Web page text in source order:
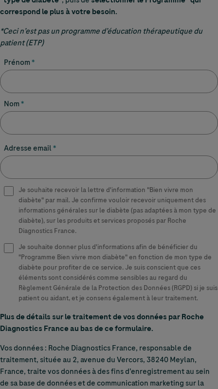
correspond le plus à votre besoin.
*Ceci n’est pas un programme d’éducation thérapeutique du
patient (ETP)
Prénom
Nom
Adresse email
Je souhaite recevoir la newsletter
Je souhaite recevoir la lettre d'information "Bien vivre mon
diabète" par mail. Je confirme vouloir recevoir uniquement des
informations générales sur le diabète (pas adaptées à mon type de
diabète), sur les produits et services proposés par Roche
Diagnostics France.
Je souhaite donner plus
Je souhaite donner plus d'informations afin de bénéficier du
"Programme Bien vivre mon diabète" en fonction de mon type de
diabète pour profiter de ce service. Je suis conscient que ces
éléments sont considérés comme sensibles au regard du
Règlement Générale de la Protection des Données (RGPD) si je suis
patient ou aidant, et je consens également à leur traitement.
Plus de détails sur le traitement de vos données par Roche
Diagnostics France au bas de ce formulaire.
Vos données : Roche Diagnostics France, responsable de
traitement, située au 2, avenue du Vercors, 38240 Meylan,
France, traite vos données à des fins d’enregistrement au sein
de sa base de données et de communication marketing sur la